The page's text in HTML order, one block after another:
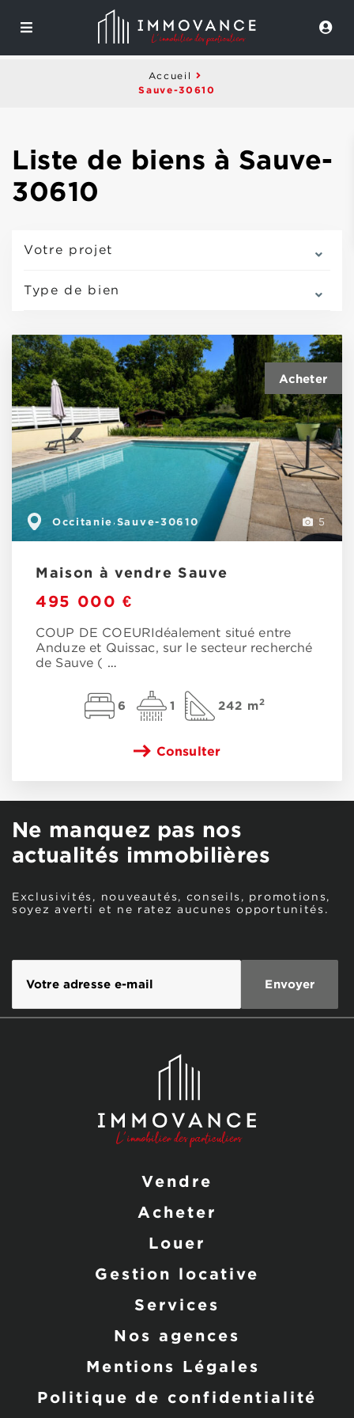
Accueil
Sauve-30610
Liste de biens à Sauve-
30610
Votre projet
Type de bien
5
Occitanie , Sauve-30610
Maison à vendre Sauve
495 000 €
COUP DE COEURIdéalement situé entre
Anduze et Quissac, sur le secteur recherché
de Sauve ( …
6 1 242 m2
Consulter
Ne manquez pas nos
actualités immobilières
Exclusivités, nouveautés, conseils, promotions,
soyez averti et ne ratez aucunes opportunités.
Vendre
Acheter
Louer
Gestion locative
Services
Nos agences
Mentions Légales
Politique de confidentialité